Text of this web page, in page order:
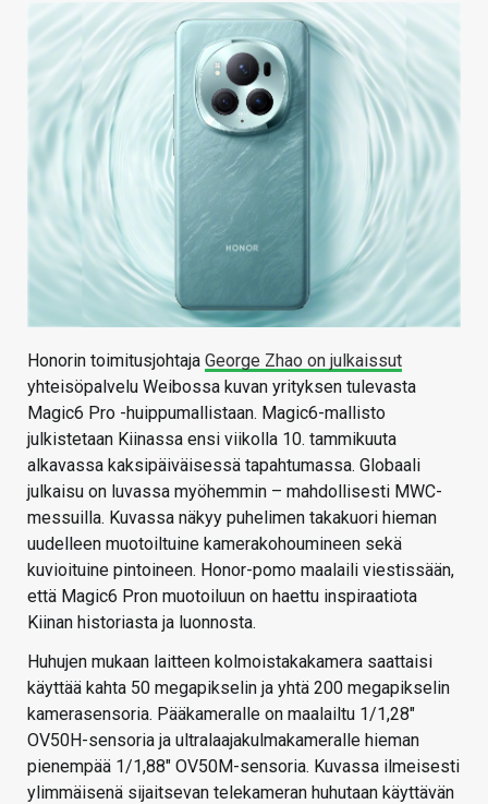
VAIHDA TEEMA
HAKU
Honorin toimitusjohtaja George Zhao on julkaissut
yhteisöpalvelu Weibossa kuvan yrityksen tulevasta
Magic6 Pro -huippumallistaan. Magic6-mallisto
julkistetaan Kiinassa ensi viikolla 10. tammikuuta
alkavassa kaksipäiväisessä tapahtumassa. Globaali
julkaisu on luvassa myöhemmin – mahdollisesti MWC-
messuilla. Kuvassa näkyy puhelimen takakuori hieman
uudelleen muotoiltuine kamerakohoumineen sekä
kuvioituine pintoineen. Honor-pomo maalaili viestissään,
että Magic6 Pron muotoiluun on haettu inspiraatiota
Kiinan historiasta ja luonnosta.
Huhujen mukaan laitteen kolmoistakakamera saattaisi
käyttää kahta 50 megapikselin ja yhtä 200 megapikselin
kamerasensoria. Pääkameralle on maalailtu 1/1,28″
OV50H-sensoria ja ultralaajakulmakameralle hieman
pienempää 1/1,88″ OV50M-sensoria. Kuvassa ilmeisesti
ylimmäisenä sijaitsevan telekameran huhutaan käyttävän